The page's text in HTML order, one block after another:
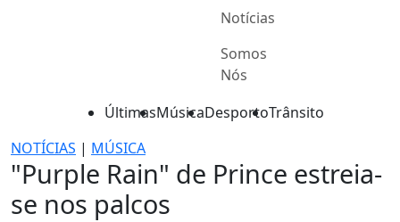
Notícias
Somos
Nós
ÚltimasMúsicaDesportoTrânsito
NOTÍCIAS | MÚSICA
"Purple Rain" de Prince estreia-
se nos palcos